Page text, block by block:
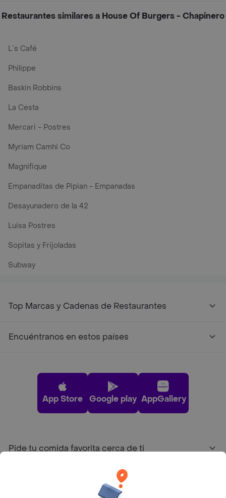
Restaurantes similares a House Of Burgers - Chapinero
L´s Café
Philippe
Baskin Robbins
La Cesta
Mercari - Postres
Myriam Camhi Co
Magnifique
Empanaditas de Pipian - Empanadas
Desayunadero de la 42
Luisa Postres
Sopitas y Frijoladas
Subway
Top Marcas y Cadenas de Restaurantes
Encuéntranos en estos países
App Store Google play AppGallery
Pide tu comida favorita cerca de ti